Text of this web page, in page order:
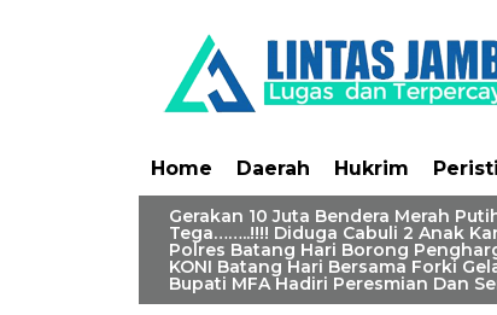
Home Daerah Hukrim
Gerakan 10 Juta Bendera Merah
Tega……..!!!! Diduga Cabuli 2 Anak
Polres Batang Hari Borong
KONI Batang Hari Bersama Forki
Bupati MFA Hadiri Peresmian Dan
Home /Batanghari/Daerah
Selasa, 9 Mei 2023 - 17:13 WIB